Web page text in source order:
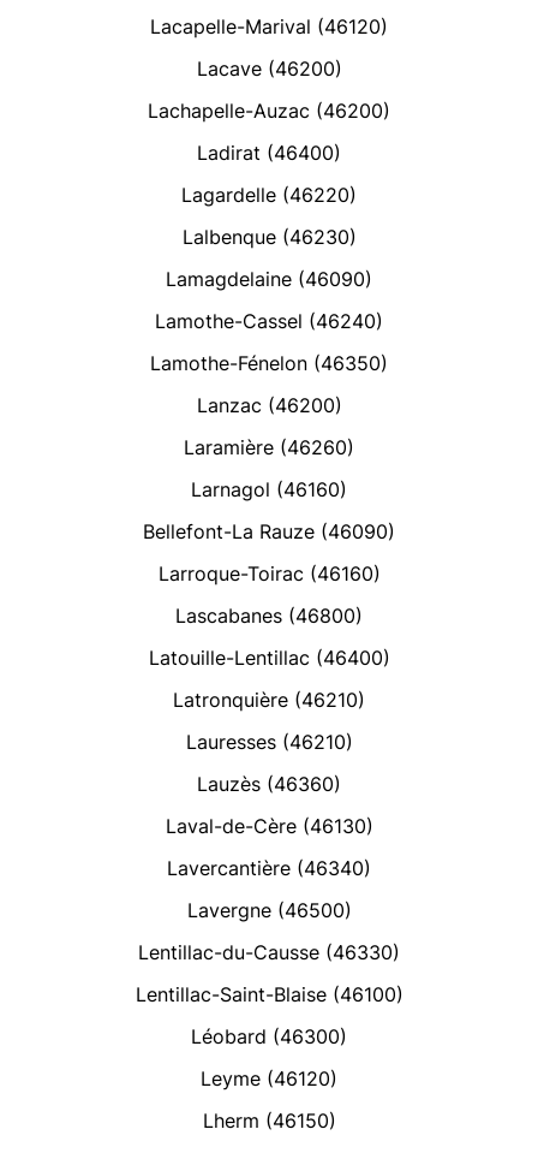
Lacapelle-Marival (46120)
Lacave (46200)
Lachapelle-Auzac (46200)
Ladirat (46400)
Lagardelle (46220)
Lalbenque (46230)
Lamagdelaine (46090)
Lamothe-Cassel (46240)
Lamothe-Fénelon (46350)
Lanzac (46200)
Laramière (46260)
Larnagol (46160)
Bellefont-La Rauze (46090)
Larroque-Toirac (46160)
Lascabanes (46800)
Latouille-Lentillac (46400)
Latronquière (46210)
Lauresses (46210)
Lauzès (46360)
Laval-de-Cère (46130)
Lavercantière (46340)
Lavergne (46500)
Lentillac-du-Causse (46330)
Lentillac-Saint-Blaise (46100)
Léobard (46300)
Leyme (46120)
Lherm (46150)